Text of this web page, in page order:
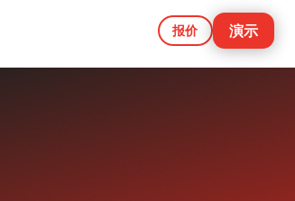
报价 演示